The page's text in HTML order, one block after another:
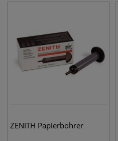
ZENITH Papierbohrer